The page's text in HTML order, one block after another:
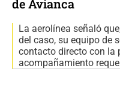
de Avianca
La aerolínea señaló
del caso, su equipo de
contacto directo con la
acompañamiento